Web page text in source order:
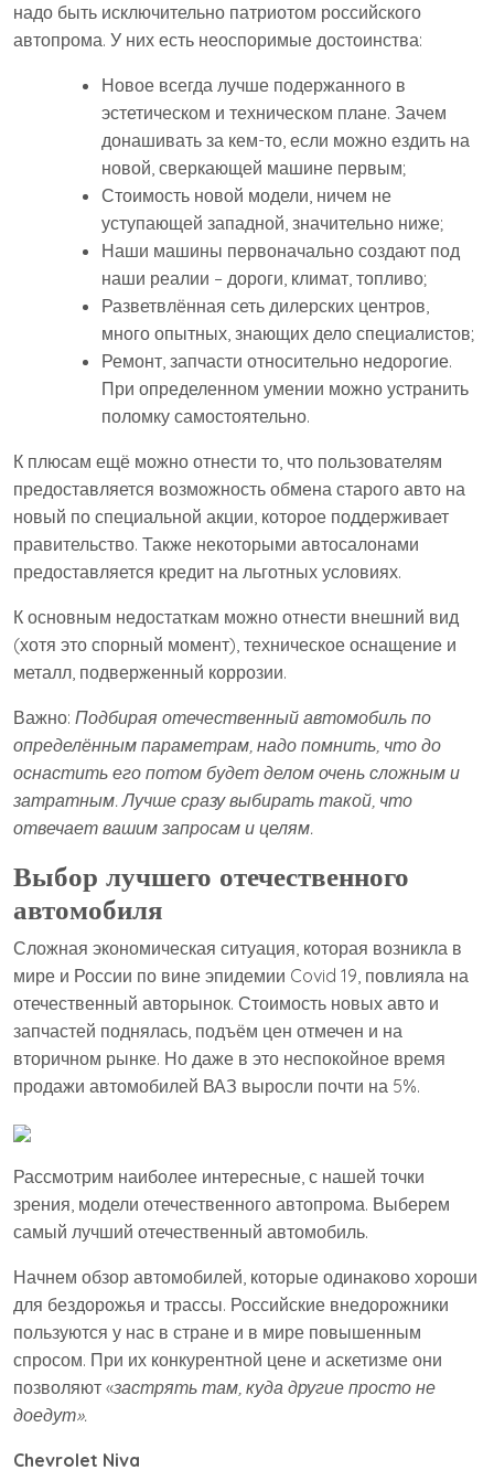
надо быть исключительно патриотом российского
автопрома. У них есть неоспоримые достоинства:
Новое всегда лучше подержанного в
эстетическом и техническом плане. Зачем
донашивать за кем-то, если можно ездить на
новой, сверкающей машине первым;
Стоимость новой модели, ничем не
уступающей западной, значительно ниже;
Наши машины первоначально создают под
наши реалии – дороги, климат, топливо;
Разветвлённая сеть дилерских центров,
много опытных, знающих дело специалистов;
Ремонт, запчасти относительно недорогие.
При определенном умении можно устранить
поломку самостоятельно.
К плюсам ещё можно отнести то, что пользователям
предоставляется возможность обмена старого авто на
новый по специальной акции, которое поддерживает
правительство. Также некоторыми автосалонами
предоставляется кредит на льготных условиях.
К основным недостаткам можно отнести внешний вид
(хотя это спорный момент), техническое оснащение и
металл, подверженный коррозии.
Важно: Подбирая отечественный автомобиль по
определённым параметрам, надо помнить, что до
оснастить его потом будет делом очень сложным и
затратным. Лучше сразу выбирать такой, что
отвечает вашим запросам и целям.
Выбор лучшего отечественного
автомобиля
Сложная экономическая ситуация, которая возникла в
мире и России по вине эпидемии Covid 19, повлияла на
отечественный авторынок. Стоимость новых авто и
запчастей поднялась, подъём цен отмечен и на
вторичном рынке. Но даже в это неспокойное время
продажи автомобилей ВАЗ выросли почти на 5%.
Рассмотрим наиболее интересные, с нашей точки
зрения, модели отечественного автопрома. Выберем
самый лучший отечественный автомобиль.
Начнем обзор автомобилей, которые одинаково хороши
для бездорожья и трассы. Российские внедорожники
пользуются у нас в стране и в мире повышенным
спросом. При их конкурентной цене и аскетизме они
позволяют «застрять там, куда другие просто не
доедут».
Chevrolet Niva